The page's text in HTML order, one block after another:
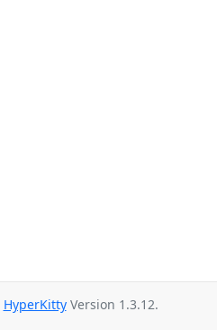
HyperKittyVersion 1.3.12.